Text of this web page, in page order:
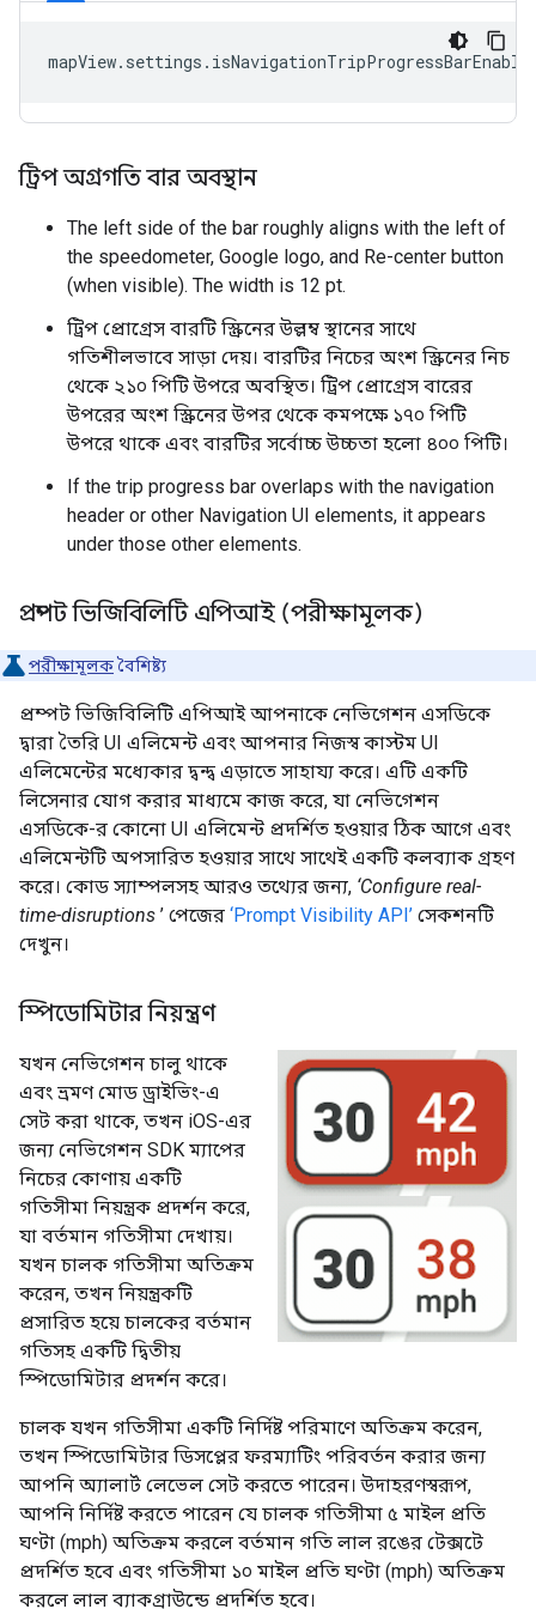
mapView. settings .
ট্রিপ অগ্রগতি বার অবস্থান
The left side of the bar roughly aligns with the left of
the speedometer, Google logo, and Re-center button
(when visible). The width is 12 pt.
ট্রিপ প্রোগ্রেস বারটি স্ক্রিনের উল্লম্ব স্থানের সাথে
গতিশীলভাবে সাড়া দেয়। বারটির নিচের অংশ স্ক্রিনের নিচ
থেকে ২১০ পিটি উপরে অবস্থিত। ট্রিপ প্রোগ্রেস বারের
উপরের অংশ স্ক্রিনের উপর থেকে কমপক্ষে ১৭০ পিটি
উপরে থাকে এবং বারটির সর্বোচ্চ উচ্চতা হলো ৪০০ পিটি।
If the trip progress bar overlaps with the navigation
header or other Navigation UI elements, it appears
under those other elements.
প্রম্পট ভিজিবিলিটি এপিআই (পরীক্ষামূলক)
পরীক্ষামূলকবৈশিষ্ট্য
প্রম্পট ভিজিবিলিটি এপিআই আপনাকে নেভিগেশন এসডিকে
দ্বারা তৈরি UI এলিমেন্ট এবং আপনার নিজস্ব কাস্টম UI
এলিমেন্টের মধ্যেকার দ্বন্দ্ব এড়াতে সাহায্য করে। এটি একটি
লিসেনার যোগ করার মাধ্যমে কাজ করে, যা নেভিগেশন
এসডিকে-র কোনো UI এলিমেন্ট প্রদর্শিত হওয়ার ঠিক আগে এবং
এলিমেন্টটি অপসারিত হওয়ার সাথে সাথেই একটি কলব্যাক গ্রহণ
করে। কোড স্যাম্পলসহ আরও তথ্যের জন্য, ‘Configure real-
time-disruptions ’ পেজের ‘Prompt Visibility API’ সেকশনটি
দেখুন।
স্পিডোমিটার নিয়ন্ত্রণ
যখন নেভিগেশন চালু থাকে
এবং ভ্রমণ মোড ড্রাইভিং-এ
সেট করা থাকে, তখন iOS-এর
জন্য নেভিগেশন SDK ম্যাপের
নিচের কোণায় একটি
গতিসীমা নিয়ন্ত্রক প্রদর্শন করে,
যা বর্তমান গতিসীমা দেখায়।
যখন চালক গতিসীমা অতিক্রম
করেন, তখন নিয়ন্ত্রকটি
প্রসারিত হয়ে চালকের বর্তমান
গতিসহ একটি দ্বিতীয়
স্পিডোমিটার প্রদর্শন করে।
চালক যখন গতিসীমা একটি নির্দিষ্ট পরিমাণে অতিক্রম করেন,
তখন স্পিডোমিটার ডিসপ্লের ফরম্যাটিং পরিবর্তন করার জন্য
আপনি অ্যালার্ট লেভেল সেট করতে পারেন। উদাহরণস্বরূপ,
আপনি নির্দিষ্ট করতে পারেন যে চালক গতিসীমা ৫ মাইল প্রতি
ঘণ্টা (mph) অতিক্রম করলে বর্তমান গতি লাল রঙের টেক্সটে
প্রদর্শিত হবে এবং গতিসীমা ১০ মাইল প্রতি ঘণ্টা (mph) অতিক্রম
করলে লাল ব্যাকগ্রাউন্ডে প্রদর্শিত হবে।